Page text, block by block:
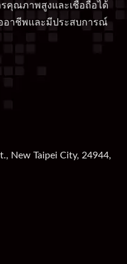
รคุณภาพสูงและเชื่อถือได้
อาชีพและมีประสบการณ์
New Taipei City, 24944,